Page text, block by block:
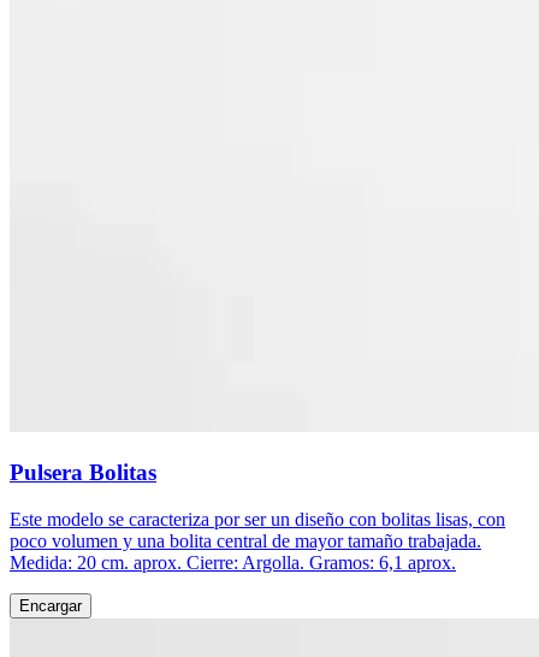
Pulsera Bolitas
Este modelo se caracteriza por ser un diseño con bolitas lisas, con
poco volumen y una bolita central de mayor tamaño trabajada.
Medida: 20 cm. aprox. Cierre: Argolla. Gramos: 6,1 aprox.
Encargar